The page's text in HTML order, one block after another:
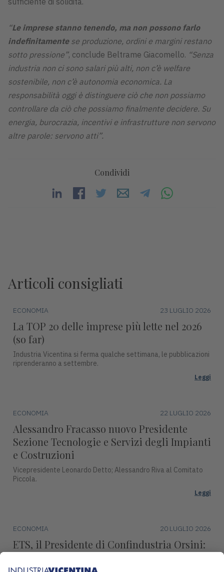
“Le imprese stanno tenendo, ma non possono farlo
indefinitamentese produzione, ordini e margini restano
sotto pressione”, conclude Beltrame Giacomello. “Senza
industria non ci sono salari più alti, non c’è welfare
sostenibile, non c’è autonomia economica. La
responsabilità oggi è distinguere ciò che non possiamo
controllare da ciò che possiamo finalmente decidere. Su
energia, burocrazia, incentivi e infrastrutture non servono
altre parole: servono atti”.
Condividi
Articoli consigliati
ECONOMIA 23 LUGLIO 2026
La TOP 20 delle imprese più lette nel 2026
(so far)
Industria Vicentina si ferma qualche settimana, le pubblicazioni
riprenderanno a settembre.
Leggi
ECONOMIA 22 LUGLIO 2026
Alessandro Fracasso nuovo Presidente
Sezione Tecnologie e Servizi degli Impianti
e Costruzioni
Vicepresidente Leonardo Detto; Alessandro Riva al Comitato
Piccola.
Leggi
ECONOMIA 20 LUGLIO 2026
ETS, il Presidente di Confindustria Orsini: